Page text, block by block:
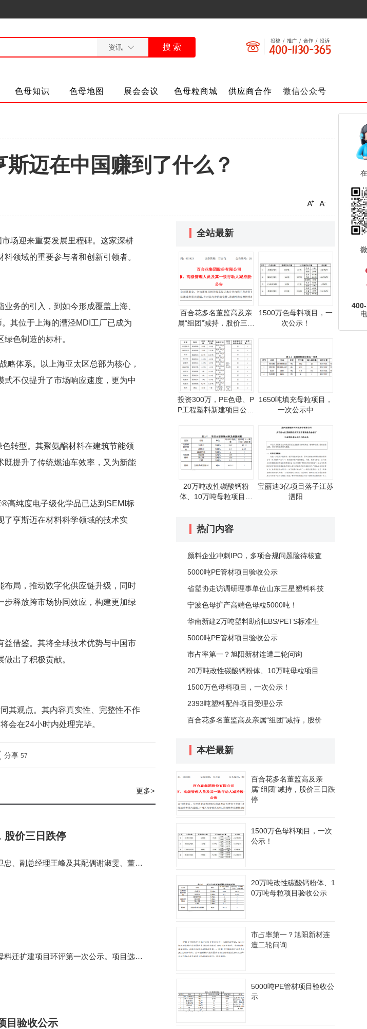
色母知识 色母地图 展会会议 色母粒商城 供应商合作 微信公众号
迈在中国赚到了什么？​
场迎来重要发展里程碑。这家深耕
领域的重要参与者和创新引领者。
务的引入，到如今形成覆盖上海、
其位于上海的漕泾MDI工厂已成为
色制造的标杆。
略体系。以上海亚太区总部为核心，
不仅提升了市场响应速度，更为中
转型。其聚氨酯材料在建筑节能领
既提升了传统燃油车效率，又为新能
高纯度电子级化学品已达到SEMI标
了亨斯迈在材料科学领域的技术实
布局，推动数字化供应链升级，同时
步释放跨市场协同效应，构建更加绿
益借鉴。其将全球技术优势与中国市
出了积极贡献。
其观点。其内容真实性、完整性不作
将会在24小时内处理完毕。
分享 57
更多>
股价三日跌停
、副总经理王峰及其配偶谢淑雯、董事
迁扩建项目环评第一次公示。项目选址
目验收公示
全站最新
百合花多名董监高及亲
属“组团”减持，股价三日
1500万色母料项目，一
次公示！
投资300万，PE色母、P
P工程塑料新建项目公示
1650吨填充母粒项目，
一次公示中
20万吨改性碳酸钙粉
体、10万吨母粒项目验
宝丽迪3亿项目落子江苏
泗阳
热门内容
颜料企业冲刺IPO，多项合规问题险待核查
5000吨PE管材项目验收公示
省塑协走访调研理事单位山东三星塑料科技
有限公司
宁波色母扩产高端色母粒5000吨！
华南新建2万吨塑料助剂EBS/PETS标准生
产基地环评公示
5000吨PE管材项目验收公示
市占率第一？旭阳新材连遭二轮问询
20万吨改性碳酸钙粉体、10万吨母粒项目
验收公示
1500万色母料项目，一次公示！
2393吨塑料配件项目受理公示
百合花多名董监高及亲属“组团”减持，股价
本栏最新
百合花多名董监高及亲
属“组团”减持，股价三日跌
停
1500万色母料项目，一次
公示！
20万吨改性碳酸钙粉体、1
0万吨母粒项目验收公示
市占率第一？旭阳新材连
遭二轮问询
5000吨PE管材项目验收公
示